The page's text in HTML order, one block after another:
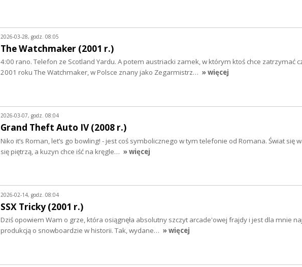
2026-03-28, godz. 08:05
The Watchmaker (2001 r.)
4:00 rano. Telefon ze Scotland Yardu. A potem austriacki zamek, w którym ktoś chce zatrzymać
2001 roku The Watchmaker, w Polsce znany jako Zegarmistrz… » więcej
2026-03-07, godz. 08:04
Grand Theft Auto IV (2008 r.)
Niko it’s Roman, let’s go bowling! - jest coś symbolicznego w tym telefonie od Romana. Świat się
się piętrzą, a kuzyn chce iść na kręgle… » więcej
2026-02-14, godz. 08:04
SSX Tricky (2001 r.)
Dziś opowiem Wam o grze, która osiągnęła absolutny szczyt arcade'owej frajdy i jest dla mnie
produkcją o snowboardzie w historii. Tak, wydane… » więcej